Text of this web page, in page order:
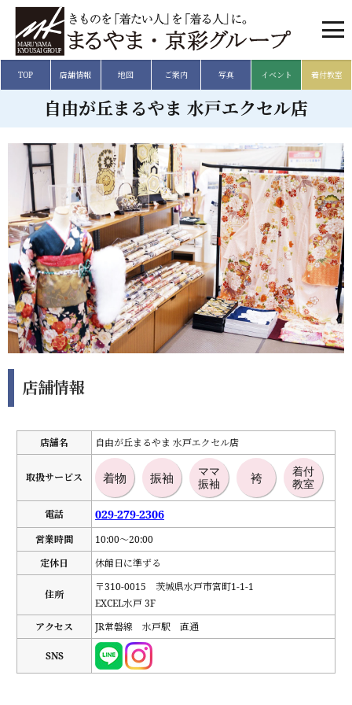
TOP 店舗情報 地図 ご案内 写真 イベント 着付教室
自由が丘まるやま 水戸エクセル店
店舗情報
店舗名 自由が丘まるやま 水戸エクセル店
取扱サービス 着物 振袖
ママ
振袖
袴
着付
教室
電話 029-279-2306
営業時間
10:00〜20:00
定休日
休館日に準ずる
住所
〒310-0015 茨城県水戸市宮町1-1-1
EXCEL水戸 3F
アクセス
JR常磐線 水戸駅 直通
SNS